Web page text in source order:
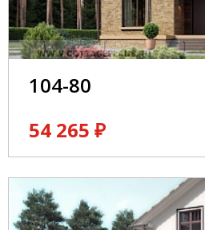
104-80
54 265 ₽